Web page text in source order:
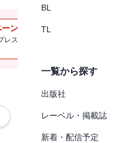
い
ャ
ン実施中
レスグループフェア対象作品30％OFF
BL
TL
一覧から探す
出版社
レーベル・掲載誌
新着・配信予定